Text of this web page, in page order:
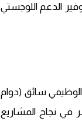
الدعم اللوجستي
سائق (دوام
في نجاح المشاريع